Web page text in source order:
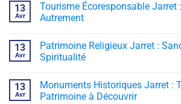
13
Avr
Tourisme Écoresponsable Jarret
Autrement
13
Avr
Patrimoine Religieux Jarret :
Spiritualité
13
Avr
Monuments Historiques Jarret :
Patrimoine à Découvrir